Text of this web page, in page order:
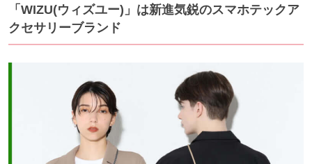
「WIZU(ウィズユー)」は新進気鋭のスマホテックア
クセサリーブランド